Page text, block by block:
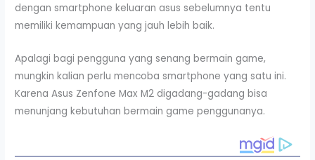
dengan smartphone keluaran asus sebelumnya tentu
memiliki kemampuan yang jauh lebih baik.
Apalagi bagi pengguna yang senang bermain game,
mungkin kalian perlu mencoba smartphone yang satu ini.
Karena Asus Zenfone Max M2 digadang-gadang bisa
menunjang kebutuhan bermain game penggunanya.